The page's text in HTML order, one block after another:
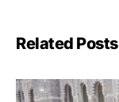
Related Posts